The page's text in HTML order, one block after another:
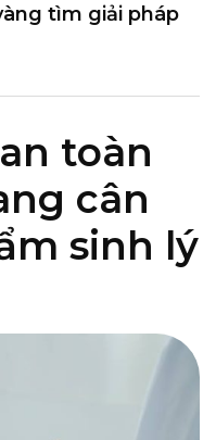
tìm giải pháp
toàn
cân
sinh lý